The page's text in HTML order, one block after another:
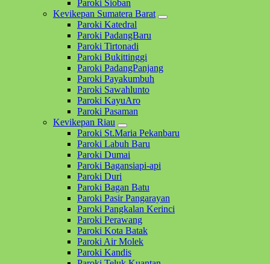
Paroki Sioban
Kevikepan Sumatera Barat
Paroki Katedral
Paroki PadangBaru
Paroki Tirtonadi
Paroki Bukittinggi
Paroki PadangPanjang
Paroki Payakumbuh
Paroki Sawahlunto
Paroki KayuAro
Paroki Pasaman
Kevikepan Riau
Paroki St.Maria Pekanbaru
Paroki Labuh Baru
Paroki Dumai
Paroki Bagansiapi-api
Paroki Duri
Paroki Bagan Batu
Paroki Pasir Pangarayan
Paroki Pangkalan Kerinci
Paroki Perawang
Paroki Kota Batak
Paroki Air Molek
Paroki Kandis